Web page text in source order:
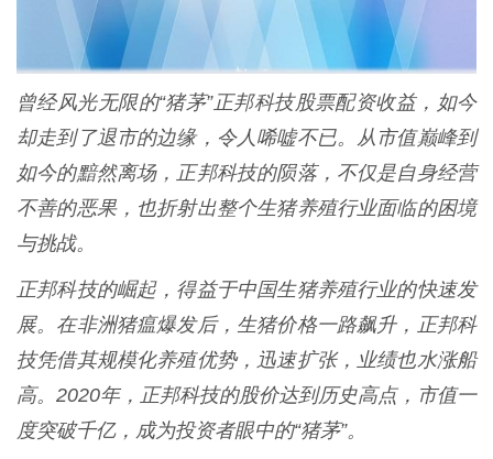
曾经风光无限的“猪茅”正邦科技股票配资收益，如今
却走到了退市的边缘，令人唏嘘不已。从市值巅峰到
如今的黯然离场，正邦科技的陨落，不仅是自身经营
不善的恶果，也折射出整个生猪养殖行业面临的困境
与挑战。
正邦科技的崛起，得益于中国生猪养殖行业的快速发
展。在非洲猪瘟爆发后，生猪价格一路飙升，正邦科
技凭借其规模化养殖优势，迅速扩张，业绩也水涨船
高。2020年，正邦科技的股价达到历史高点，市值一
度突破千亿，成为投资者眼中的“猪茅”。